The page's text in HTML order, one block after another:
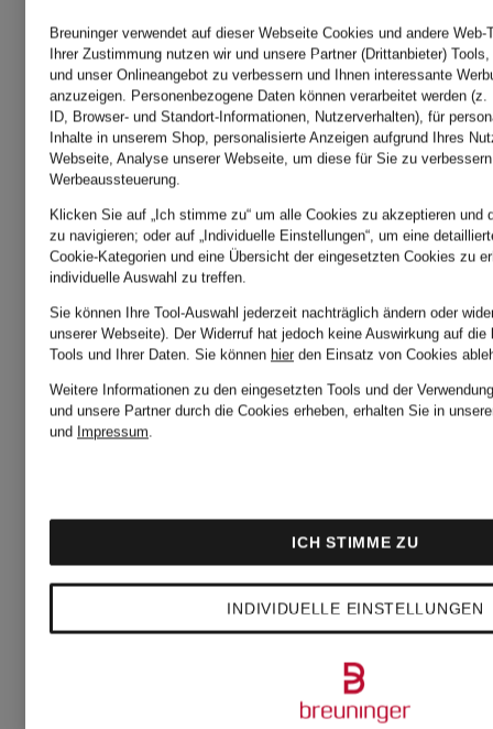
Schultertasche
FALABELLA
mit
Schmuckperlen
530 €
Bestpreis:
450,50 €
Ursprünglich:
750 €
495 €
Bestpreis:
420,75 €
990 €
Breuninger verwendet auf dieser Webseite Cookies und andere Web-
Ihrer Zustimmung nutzen wir und unsere Partner (Drittanbieter)
und unser Onlineangebot zu verbessern und Ihnen interessante
anzuzeigen. Personenbezogene Daten können verarbeitet werden
ID, Browser- und Standort-Informationen, Nutzerverhalten), für
Inhalte in unserem Shop, personalisierte Anzeigen aufgrund Ihres
Webseite, Analyse unserer Webseite, um diese für Sie zu
Werbeaussteuerung.
Klicken Sie auf „Ich stimme zu“ um alle Cookies zu akzeptieren und
zu navigieren; oder auf „Individuelle Einstellungen“, um eine
Cookie-Kategorien und eine Übersicht der eingesetzten Cookies zu
individuelle Auswahl zu treffen.
Sie können Ihre Tool-Auswahl jederzeit nachträglich ändern oder
unserer Webseite). Der Widerruf hat jedoch keine Auswirkung auf die
Tools und Ihrer Daten. Sie können hier den Einsatz von Cookies
Weitere Informationen zu den eingesetzten Tools und der
und unsere Partner durch die Cookies erheben, erhalten Sie in
und Impressum.
INDIVIDUELLE EINSTELLUNGEN
ICH STIMME ZU